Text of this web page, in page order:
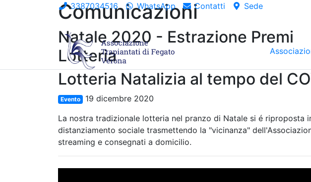
3387034516 WhatsApp Contatti Sede
Comunicazioni
Natale 2020 - Estrazione Premi
Lotteria
Lotteria Natalizia al tempo del
Evento 19 dicembre 2020
La nostra tradizionale lotteria nel pranzo di Natale si é riproposta
distanziamento sociale trasmettendo la "vicinanza"
streaming e consegnati a domicilio.